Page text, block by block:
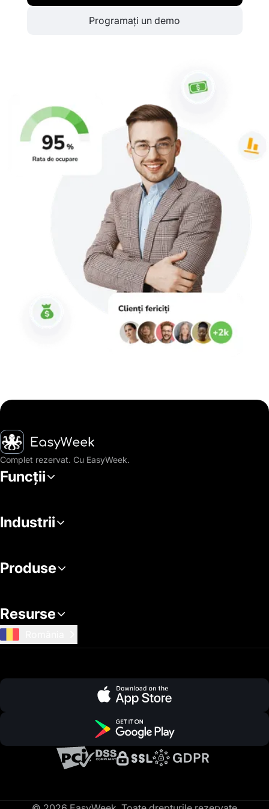
Programați un demo
Pagina principală
Complet rezervat. Cu EasyWeek.
Funcții
Industrii
Produse
Resurse